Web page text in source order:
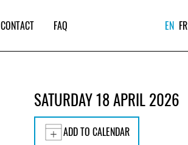
CONTACT FAQ EN FR
SATURDAY 18 APRIL 2026
ADD TO CALENDAR